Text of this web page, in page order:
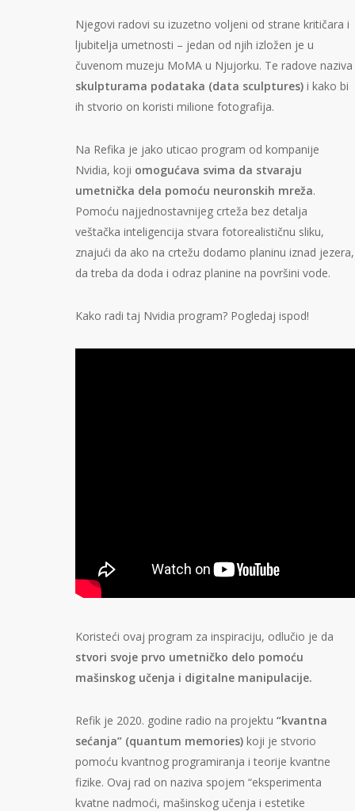
Njegovi radovi su izuzetno voljeni od strane kritičara i
ljubitelja umetnosti – jedan od njih izložen je u
čuvenom muzeju MoMA u Njujorku. Te radove naziva
skulpturama podataka (data sculptures) i kako bi
ih stvorio on koristi milione fotografija.
Na Refika je jako uticao program od kompanije
Nvidia, koji omogućava svima da stvaraju
umetnička dela pomoću neuronskih mreža.
Pomoću najjednostavnijeg crteža bez detalja
veštačka inteligencija stvara fotorealističnu sliku,
znajući da ako na crtežu dodamo planinu iznad jezera,
da treba da doda i odraz planine na površini vode.
Kako radi taj Nvidia program? Pogledaj ispod!
Koristeći ovaj program za inspiraciju, odlučio je da
stvori svoje prvo umetničko delo pomoću
mašinskog učenja i digitalne manipulacije.
Refik je 2020. godine radio na projektu“kvantna
sećanja” (quantum memories) koji je stvorio
pomoću kvantnog programiranja i teorije kvantne
fizike. Ovaj rad on naziva spojem “eksperimenta
kvatne nadmoći, mašinskog učenja i estetike